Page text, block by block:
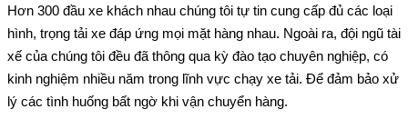
Hơn 300 đầu xe khách nhau chúng tôi tự tin cung cấp đủ các loại
hình, trọng tải xe đáp ứng mọi mặt hàng nhau. Ngoài ra, đội ngũ tài
xế của chúng tôi đều đã thông qua kỳ đào tạo chuyên nghiệp, có
kinh nghiệm nhiều năm trong lĩnh vực chạy xe tải. Để đảm bảo xử
lý các tình huống bất ngờ khi vận chuyển hàng.